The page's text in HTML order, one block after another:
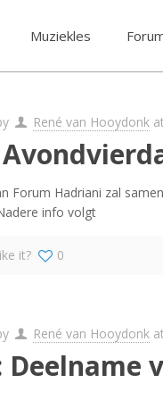
Muziekles
René van Hooydonk at
Forum Hadriani zal
info volgt
it? 0
René van Hooydonk at
Deelname